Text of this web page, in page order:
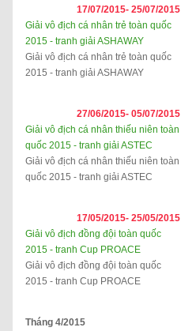
17/07/2015- 25/07/2015
Giải vô địch cá nhân trẻ toàn quốc
2015 - tranh giải ASHAWAY
Giải vô địch cá nhân trẻ toàn quốc
2015 - tranh giải ASHAWAY
27/06/2015- 05/07/2015
Giải vô địch cá nhân thiếu niên toàn
quốc 2015 - tranh giải ASTEC
Giải vô địch cá nhân thiếu niên toàn
quốc 2015 - tranh giải ASTEC
17/05/2015- 25/05/2015
Giải vô địch đồng đội toàn quốc
2015 - tranh Cup PROACE
Giải vô địch đồng đội toàn quốc
2015 - tranh Cup PROACE
Tháng 4/2015